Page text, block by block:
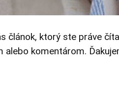
článok, ktorý ste práve
alebo komentárom.